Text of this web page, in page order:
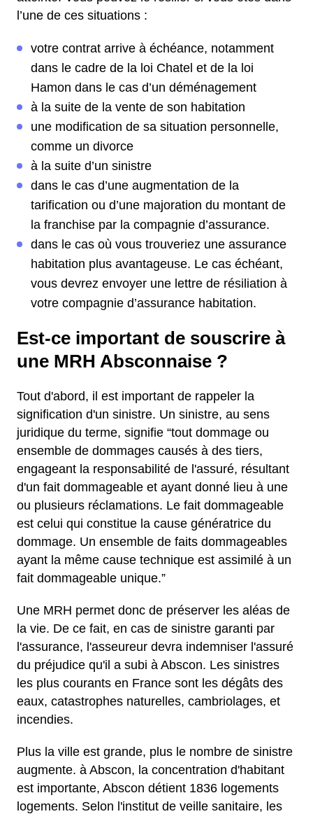
l’une de ces situations :
votre contrat arrive à échéance, notamment
dans le cadre de la loi Chatel et de la loi
Hamon dans le cas d’un déménagement
à la suite de la vente de son habitation
une modification de sa situation personnelle,
comme un divorce
à la suite d’un sinistre
dans le cas d’une augmentation de la
tarification ou d’une majoration du montant de
la franchise par la compagnie d’assurance.
dans le cas où vous trouveriez une assurance
habitation plus avantageuse. Le cas échéant,
vous devrez envoyer une lettre de résiliation à
votre compagnie d’assurance habitation.
Est-ce important de souscrire à
une MRH Absconnaise ?
Tout d'abord, il est important de rappeler la
signification d'un sinistre. Un sinistre, au sens
juridique du terme, signifie “tout dommage ou
ensemble de dommages causés à des tiers,
engageant la responsabilité de l'assuré, résultant
d'un fait dommageable et ayant donné lieu à une
ou plusieurs réclamations. Le fait dommageable
est celui qui constitue la cause génératrice du
dommage. Un ensemble de faits dommageables
ayant la même cause technique est assimilé à un
fait dommageable unique.”
Une MRH permet donc de préserver les aléas de
la vie. De ce fait, en cas de sinistre garanti par
l'assurance, l'asseureur devra indemniser l'assuré
du préjudice qu'il a subi à Abscon. Les sinistres
les plus courants en France sont les dégâts des
eaux, catastrophes naturelles, cambriolages, et
incendies.
Plus la ville est grande, plus le nombre de sinistre
augmente. à Abscon, la concentration d'habitant
est importante, Abscon détient 1836 logements
logements. Selon l'institut de veille sanitaire, les